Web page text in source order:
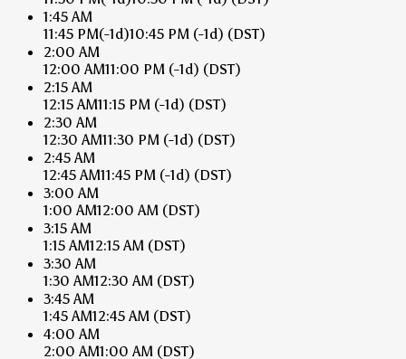
1:45 AM
11:45 PM(-1d)10:45 PM (-1d) (DST)
2:00 AM
12:00 AM11:00 PM (-1d) (DST)
2:15 AM
12:15 AM11:15 PM (-1d) (DST)
2:30 AM
12:30 AM11:30 PM (-1d) (DST)
2:45 AM
12:45 AM11:45 PM (-1d) (DST)
3:00 AM
1:00 AM12:00 AM (DST)
3:15 AM
1:15 AM12:15 AM (DST)
3:30 AM
1:30 AM12:30 AM (DST)
3:45 AM
1:45 AM12:45 AM (DST)
4:00 AM
2:00 AM1:00 AM (DST)